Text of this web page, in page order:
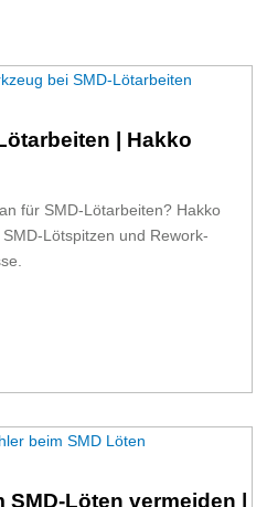
| Hakko
für SMD-Lötarbeiten? Hakko
Lötspitzen und Rework-
Löten vermeiden |